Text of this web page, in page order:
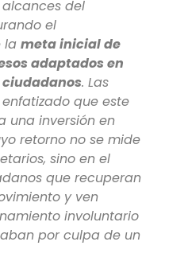
del
el
la meta inicial de
adaptados en
. Las
que este
una inversión en
retorno no se mide
sino en el
que recuperan
y ven
involuntario
por culpa de un